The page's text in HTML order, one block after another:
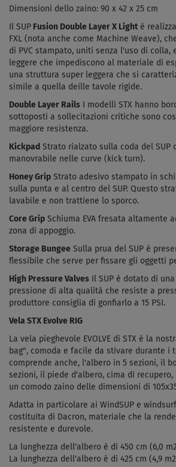
Dimensioni dello zaino: 90 x 42 x 25 cm
Il SUP Fusion Double Layer X Lightè
FXL (nota anche come Machine Weave),
di PVC stampato, uniti senza l'uso di colla,
leggere che impediscono al materiale di
una struttura super leggera che si
simile a quella deille tavole rigide.
Double Layer Rails I modelli STX hanno
sottoposti a sollecitazioni critiche sono
maggiore resistenza.
Kickpad Strato rialzato sulla coda del SUP
manovrabile nelle curve (kick turn).
Honey Grip Strato adesivo stampato in
sulla punta e al centro del SUP. Questo
lavabile e non trattiene lo sporco.
Core Grip Schiuma EVA fresata altamente
zona di appoggio.
Storage Bungee Sulla prua del SUP è
flessibile che serve per fissare gli oggetti
High Pressure Valves Il SUP è dotato di
pressione di alta qualità che resiste a
produttore consiglia di gonfiarlo a 15 PSI.
Vela STX Evolve RIG
La vela pieghevole EVOLVE di STX è la
bag", comoda e facile da stivare durante i
comprende anche, l'albero in 5 sezioni, il
sezioni, il piede d'albero, cima di
un comodo zaino delle dimensioni di
Adatta in particolare ai WindSUP e
costituita di Dacron, materiale che la
resistente e durevole.
La lunghezza dell'albero è di 450 cm (6,0
La lunghezza dell'albero è di 425 cm (4,9